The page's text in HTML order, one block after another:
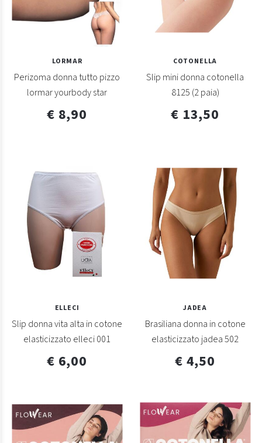
LORMAR
Perizoma donna tutto pizzo
lormar yourbody star
€ 8,90
COTONELLA
Slip mini donna cotonella
8125 (2 paia)
€ 13,50
ELLECI
Slip donna vita alta in cotone
elasticizzato elleci 001
€ 6,00
JADEA
Brasiliana donna in cotone
elasticizzato jadea 502
€ 4,50